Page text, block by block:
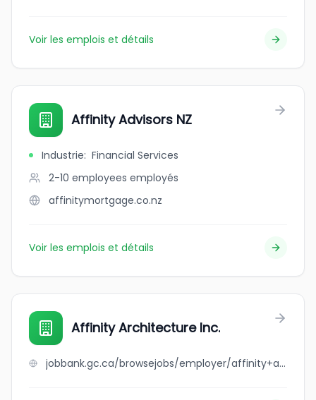
Voir les emplois et détails
Affinity Advisors NZ
Industrie: Financial Services
2-10 employees employés
affinitymortgage.co.nz
Voir les emplois et détails
Affinity Architecture Inc.
jobbank.gc.ca/browsejobs/employer/affinity+architecture+inc./ca